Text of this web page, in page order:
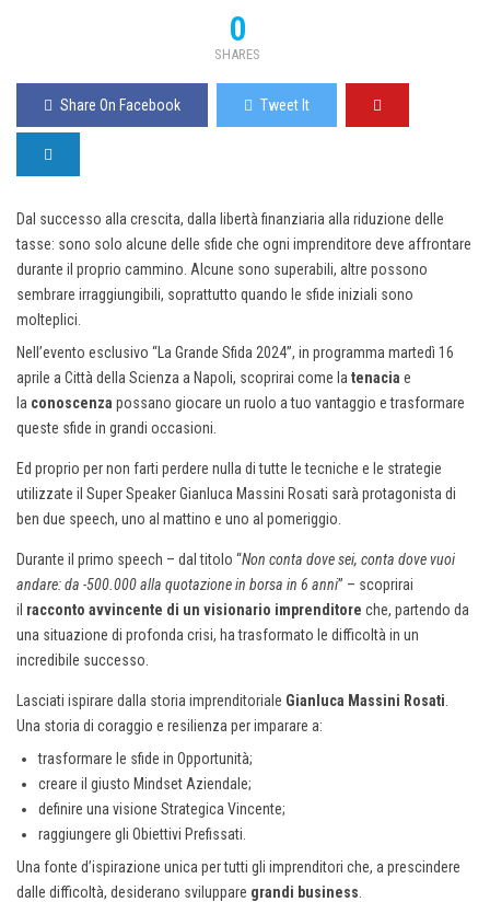
0
SHARES
Share On Facebook Tweet It
Dal successo alla crescita, dalla libertà finanziaria alla riduzione delle
tasse: sono solo alcune delle sfide che ogni imprenditore deve affrontare
durante il proprio cammino. Alcune sono superabili, altre possono
sembrare irraggiungibili, soprattutto quando le sfide iniziali sono
molteplici.
Nell’evento esclusivo “La Grande Sfida 2024”, in programma martedì 16
aprile a Città della Scienza a Napoli, scoprirai come la tenacia e
la conoscenza possano giocare un ruolo a tuo vantaggio e trasformare
queste sfide in grandi occasioni.
Ed proprio per non farti perdere nulla di tutte le tecniche e le strategie
utilizzate il Super Speaker Gianluca Massini Rosati sarà protagonista di
ben due speech, uno al mattino e uno al pomeriggio.
Durante il primo speech – dal titolo “Non conta dove sei, conta dove vuoi
andare: da -500.000 alla quotazione in borsa in 6 anni” – scoprirai
il racconto avvincente di un visionario imprenditore che, partendo da
una situazione di profonda crisi, ha trasformato le difficoltà in un
incredibile successo.
Lasciati ispirare dalla storia imprenditoriale Gianluca Massini Rosati
Una storia di coraggio e resilienza per imparare a:
trasformare le sfide in Opportunità;
creare il giusto Mindset Aziendale;
definire una visione Strategica Vincente;
raggiungere gli Obiettivi Prefissati.
Una fonte d’ispirazione unica per tutti gli imprenditori che, a prescindere
dalle difficoltà, desiderano sviluppare grandi business